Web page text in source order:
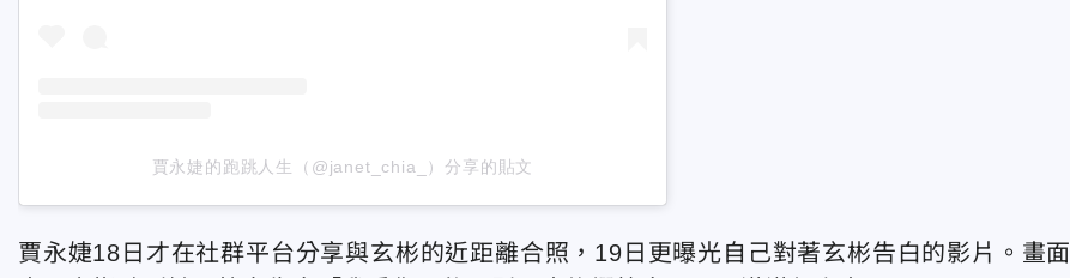
賈永婕的跑跳人生（@janet_chia_）分享的貼文
賈永婕18日才在社群平台分享與玄彬的近距離合照，19日更曝光自己對著玄彬告白的影片。畫面